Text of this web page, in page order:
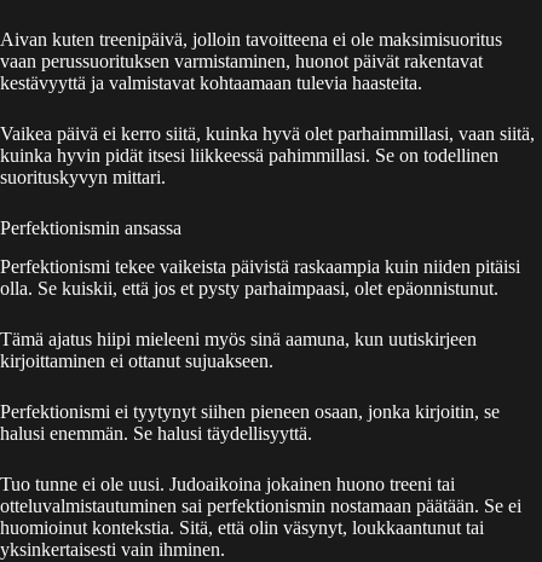
Aivan kuten treenipäivä, jolloin tavoitteena ei ole maksimisuoritus
vaan perussuorituksen varmistaminen, huonot päivät rakentavat
kestävyyttä ja valmistavat kohtaamaan tulevia haasteita.
Vaikea päivä ei kerro siitä, kuinka hyvä olet parhaimmillasi, vaan siitä,
kuinka hyvin pidät itsesi liikkeessä pahimmillasi. Se on todellinen
suorituskyvyn mittari.
Perfektionismin ansassa
Perfektionismi tekee vaikeista päivistä raskaampia kuin niiden pitäisi
olla. Se kuiskii, että jos et pysty parhaimpaasi, olet epäonnistunut.
Tämä ajatus hiipi mieleeni myös sinä aamuna, kun uutiskirjeen
kirjoittaminen ei ottanut sujuakseen.
Perfektionismi ei tyytynyt siihen pieneen osaan, jonka kirjoitin, se
halusi enemmän. Se halusi täydellisyyttä.
Tuo tunne ei ole uusi. Judoaikoina jokainen huono treeni tai
otteluvalmistautuminen sai perfektionismin nostamaan päätään. Se ei
huomioinut kontekstia. Sitä, että olin väsynyt, loukkaantunut tai
yksinkertaisesti vain ihminen.